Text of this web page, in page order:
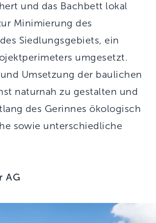
und das Bachbett lokal
Minimierung des
Siedlungsgebiets, ein
umgesetzt.
Umsetzung der baulichen
naturnah zu gestalten und
des Gerinnes ökologisch
sowie unterschiedliche
AG